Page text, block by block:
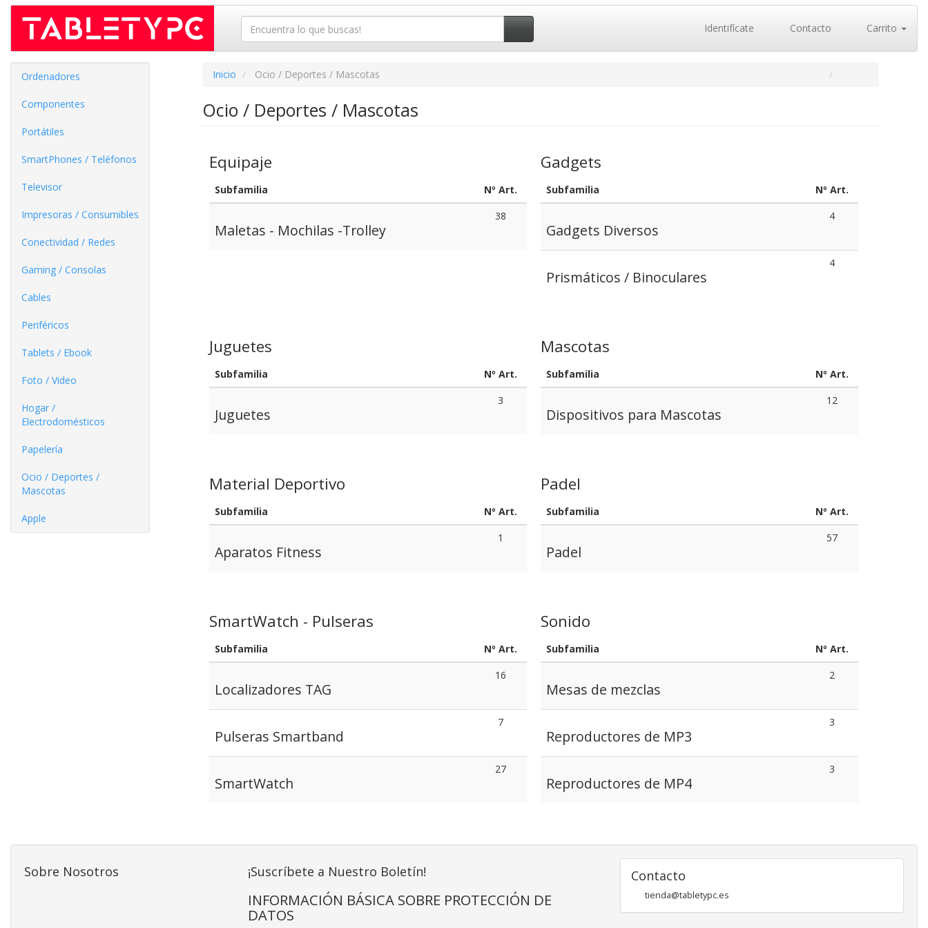
Identifícate Contacto Carrito
Ordenadores
Componentes
Portátiles
SmartPhones / Teléfonos
Televisor
Impresoras / Consumibles
Conectividad / Redes
Gaming / Consolas
Cables
Periféricos
Tablets / Ebook
Foto / Video
Hogar /
Electrodomésticos
Papelería
Ocio / Deportes /
Mascotas
Apple
Inicio Ocio / Deportes / Mascotas
Ocio / Deportes / Mascotas
Equipaje
Subfamilia Nº Art.
Maletas - Mochilas -Trolley
38
Gadgets
Subfamilia Nº Art.
Gadgets Diversos
4
Prismáticos / Binoculares
4
Juguetes
Subfamilia Nº Art.
Juguetes
3
Mascotas
Subfamilia Nº Art.
Dispositivos para Mascotas
12
Material Deportivo
Subfamilia Nº Art.
Aparatos Fitness
1
Padel
Subfamilia Nº Art.
Padel
57
SmartWatch - Pulseras
Subfamilia Nº Art.
Localizadores TAG
16
Pulseras Smartband
7
SmartWatch
27
Sonido
Subfamilia Nº Art.
Mesas de mezclas
2
Reproductores de MP3
3
Reproductores de MP4
3
Sobre Nosotros ¡Suscríbete a Nuestro Boletín!
INFORMACIÓN BÁSICA SOBRE PROTECCIÓN DE
DATOS
Contacto
tienda@tabletypc.es